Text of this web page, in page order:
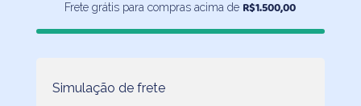
quantidade
Frete grátis para compras acima de R$1.500,00
Simulação de frete